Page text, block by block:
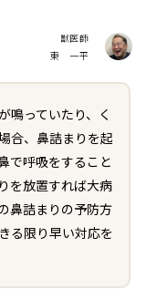
獣医師
東 一平
鳴っていたり、く
合、鼻詰まりを起
で呼吸をすること
を放置すれば大病
鼻詰まりの予防方
る限り早い対応を